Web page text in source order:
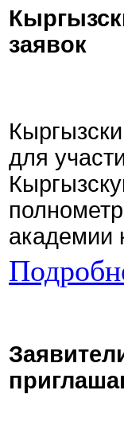
заявок
для
академии